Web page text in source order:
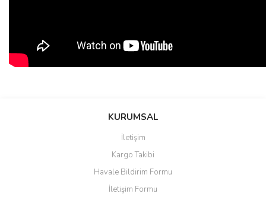
Bu ürüne ilk yorumu siz yapın!
Ürün resmi kalitesiz, bozuk veya görüntülenemiyor.
Ürün açıklamasında eksik bilgiler bulunuyor.
Ürün bilgilerinde hatalar bulunuyor.
KURUMSAL
İletişim
Kargo Takibi
Havale Bildirim Formu
İletişim Formu